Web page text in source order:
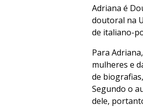
Adriana é
doutoral na
de italiano-
Para
mulheres e
de
Segundo o
dele,